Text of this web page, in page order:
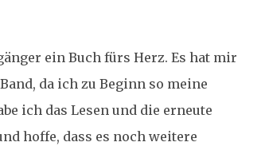
ein Buch fürs Herz. Es hat mir
da ich zu Beginn so meine
ich das Lesen und die erneute
hoffe, dass es noch weitere